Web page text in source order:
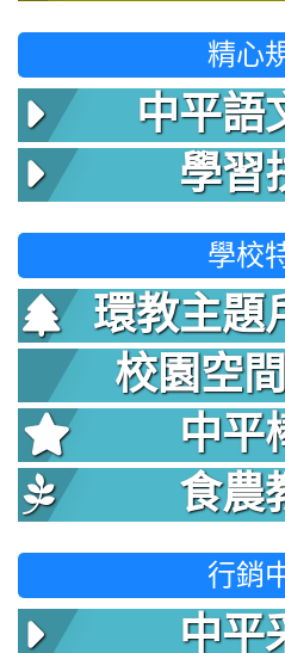
精心
中平語
學習
學校
環教主題
校園空
中平
食農
行銷
中平